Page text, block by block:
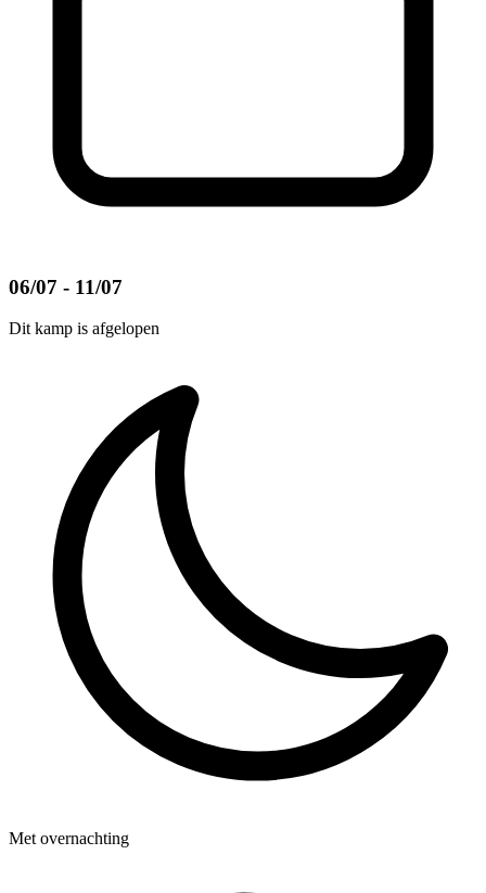
06/07 - 11/07
Dit kamp is afgelopen
Met overnachting